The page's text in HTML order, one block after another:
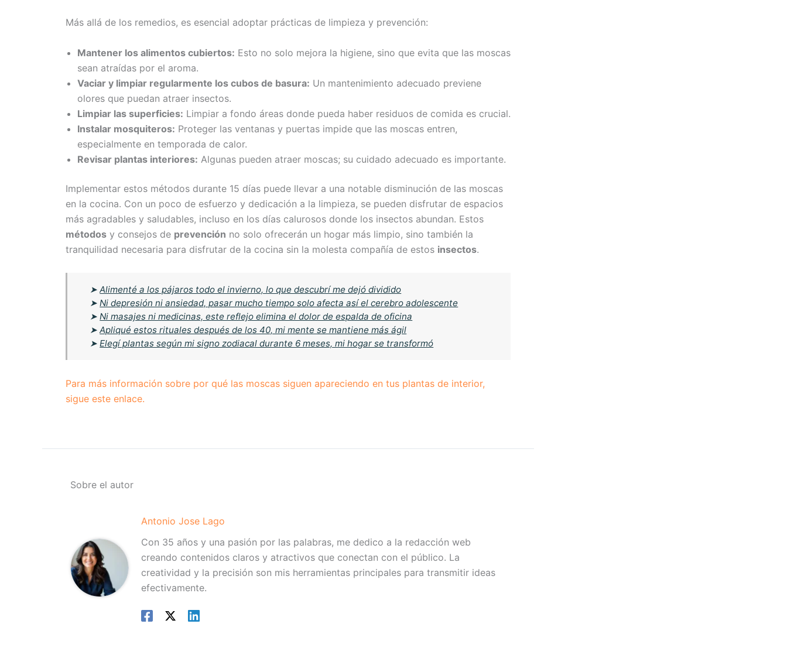
Más allá de los remedios, es esencial adoptar prácticas de limpieza y prevención:
Mantener los alimentos cubiertos: Esto no solo mejora la higiene, sino que evita que las moscas
sean atraídas por el aroma.
Vaciar y limpiar regularmente los cubos de basura: Un mantenimiento adecuado previene
olores que puedan atraer insectos.
Limpiar las superficies: Limpiar a fondo áreas donde pueda haber residuos de comida es crucial.
Instalar mosquiteros: Proteger las ventanas y puertas impide que las moscas entren,
especialmente en temporada de calor.
Revisar plantas interiores: Algunas pueden atraer moscas; su cuidado adecuado es importante.
Implementar estos métodos durante 15 días puede llevar a una notable disminución de las moscas
en la cocina. Con un poco de esfuerzo y dedicación a la limpieza, se pueden disfrutar de espacios
más agradables y saludables, incluso en los días calurosos donde los insectos abundan. Estos
métodos y consejos de prevención no solo ofrecerán un hogar más limpio, sino también la
tranquilidad necesaria para disfrutar de la cocina sin la molesta compañía de estos insectos.
➤Alimenté a los pájaros todo el invierno, lo que descubrí me dejó dividido
➤Ni depresión ni ansiedad, pasar mucho tiempo solo afecta así el cerebro adolescente
➤Ni masajes ni medicinas, este reflejo elimina el dolor de espalda de oficina
➤Apliqué estos rituales después de los 40, mi mente se mantiene más ágil
➤Elegí plantas según mi signo zodiacal durante 6 meses, mi hogar se transformó
Para más información sobre por qué las moscas siguen apareciendo en tus plantas de interior,
sigue este enlace.
Sobre el autor
Antonio Jose Lago
Con 35 años y una pasión por las palabras, me dedico a la redacción web
creando contenidos claros y atractivos que conectan con el público. La
creatividad y la precisión son mis herramientas principales para transmitir ideas
efectivamente.